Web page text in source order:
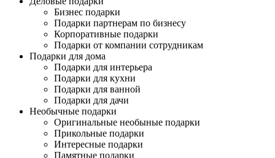
Бизнес подарки
Подарки партнерам по бизнесу
Корпоративные подарки
Подарки от компании сотрудникам
Подарки для дома
Подарки для интерьера
Подарки для кухни
Подарки для ванной
Подарки для дачи
Необычные подарки
Оригинальные необыные подарки
Прикольные подарки
Интересные подарки
Памятные подарки